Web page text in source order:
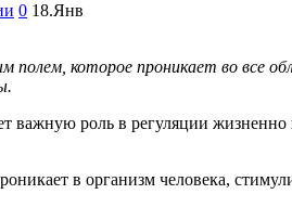
0 18.Янв
которое проникает во все
роль в регуляции
в организм человека,